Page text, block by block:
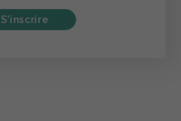
S'inscrire